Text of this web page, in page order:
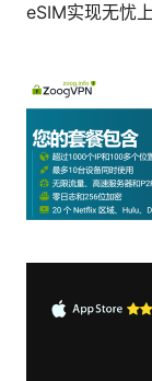
eSIM实现无忧